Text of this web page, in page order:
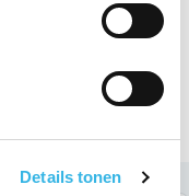
Details tonen